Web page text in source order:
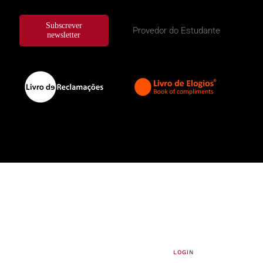
Subscrever
newsletter
Provedor do Estudante
LOGIN